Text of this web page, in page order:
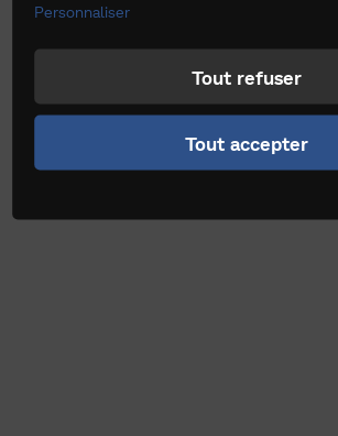
Personnaliser
Tout refuser
Tout accepter